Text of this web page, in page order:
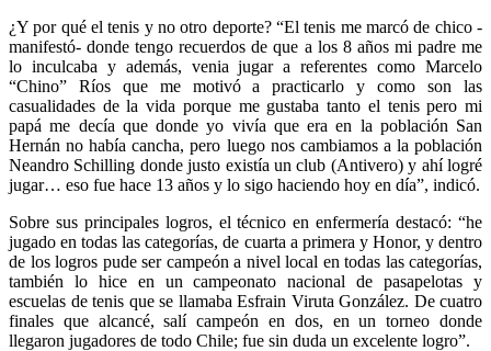
¿Y por qué el tenis y no otro deporte? “El tenis me marcó de chico -
manifestó- donde tengo recuerdos de que a los 8 años mi padre me
lo inculcaba y además, venia jugar a referentes como Marcelo
“Chino” Ríos que me motivó a practicarlo y como son las
casualidades de la vida porque me gustaba tanto el tenis pero mi
papá me decía que donde yo vivía que era en la población San
Hernán no había cancha, pero luego nos cambiamos a la población
Neandro Schilling donde justo existía un club (Antivero) y ahí logré
jugar… eso fue hace 13 años y lo sigo haciendo hoy en día”, indicó.
Sobre sus principales logros, el técnico en enfermería destacó: “he
jugado en todas las categorías, de cuarta a primera y Honor, y dentro
de los logros pude ser campeón a nivel local en todas las categorías,
también lo hice en un campeonato nacional de pasapelotas y
escuelas de tenis que se llamaba Esfrain Viruta González. De cuatro
finales que alcancé, salí campeón en dos, en un torneo donde
llegaron jugadores de todo Chile; fue sin duda un excelente logro”.